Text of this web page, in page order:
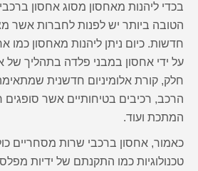
בכדי ליהנות מאחסון מסוג אחסון
הטובה ביותר יש לפנות לחברות אשר
חדשות. כיום ניתן ליהנות מאחסון כמו
על ידי אחסון במבני פלדה בתהליך של
חלק, קורת אלומיניום חדשנית
הרכב, רכיבים בטיחותיים אשר סופגים
המתכת ועוד.
כאמור, אחסון ברכבי שרות מסחריים
טכנולוגיות כמו התקנתם של ידיות